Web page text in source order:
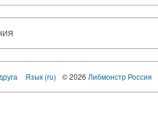
Язык (ru) © 2026 Либмонстр Россия